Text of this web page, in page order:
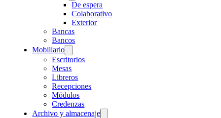
De espera
Colaborativo
Exterior
Bancas
Bancos
Mobiliario
Escritorios
Mesas
Libreros
Recepciones
Módulos
Credenzas
Archivo y almacenaje